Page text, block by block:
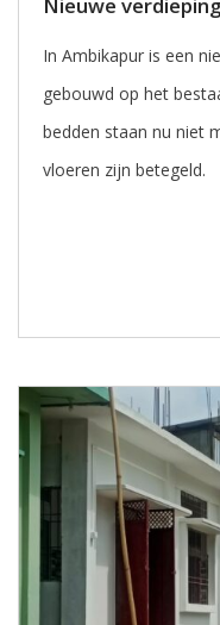
Nieuwe
In Ambikapur is een
gebouwd op het
bedden staan nu niet
vloeren zijn betegeld.